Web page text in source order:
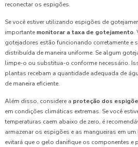
reconectar os espigões.
Se você estiver utilizando espigões de
importante monitorar a taxa de gotejamento.
gotejadores estão funcionando corretamente e
distribuída de maneira uniforme. Se algum
limpe-o ou substitua-o conforme necessário.
plantas recebam a quantidade adequada de
de maneira eficiente.
Além disso, considere a proteção dos
em condições climáticas extremas. Se você
temperaturas caem abaixo de zero, é
armazenar os espigões e as mangueiras em
evitará que o gelo danifique os componentes e